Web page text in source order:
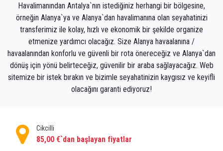
yabancıların özellikle de Avrupalıların en çok tercih
ettikleri yerlerden biri haline gelmiştir. stratejik
coğrafi konum ve güzel plajlar.
Alanya'da turizm ve en güzel turistik yerleri:
Alanya plajları :
transferli özel araç rezervasyonu yaparak oraya
ulaşabilirsiniz. Ayrıca çevredeki otellerde de
Havalimanından Antalya`nın istediğiniz herhangi bir bölgesine,
örneğin Alanya`ya ve Alanya`dan havalimanına olan seyahatinizi
transferimiz ile kolay, hızlı ve ekonomik bir şekilde organize
etmenize yardımcı olacağız. Size Alanya havaalanına /
havaalanından konforlu ve güvenli bir rota önereceğiz ve Alanya`dan
dönüş için yönü belirteceğiz, güvenilir bir araba sağlayacağız. Web
sitemize bir istek bırakın ve bizimle seyahatinizin kaygısız ve keyifli
olacağını garanti ediyoruz!
Cikcilli
85,00 €`dan başlayan fiyatlar